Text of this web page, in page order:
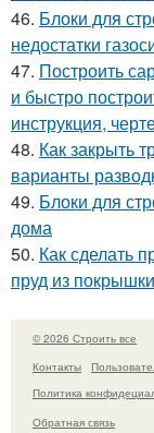
46. Блоки для
недостатки
47. Построить
и быстро
инструкция,
48. Как закрыть
варианты
49. Блоки для
дома
50. Как сделать
пруд из
© 2026 Строить все
Контакты
Политика
Обратная связь